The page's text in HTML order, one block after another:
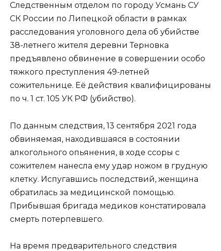
Следственным отделом по городу Усмань СУ
СК России по Липецкой области в рамках
расследования уголовного дела об убийстве
38-летнего жителя деревни Терновка
предъявлено обвинение в совершении особо
тяжкого преступления 49-летней
сожительнице. Её действия квалифицированы
по ч. 1 ст. 105 УК РФ (убийство).
По данным следствия, 13 сентября 2021 года
обвиняемая, находившаяся в состоянии
алкогольного опьянения, в ходе ссоры с
сожителем нанесла ему удар ножом в грудную
клетку. Испугавшись последствий, женщина
обратилась за медицинской помощью.
Прибывшая бригада медиков констатировала
смерть потерпевшего.
На время предварительного следствия